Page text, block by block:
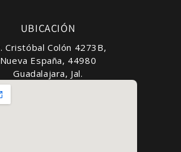
UBICACIÓN
Cristóbal Colón 4273B,
Nueva España, 44980
Guadalajara, Jal.